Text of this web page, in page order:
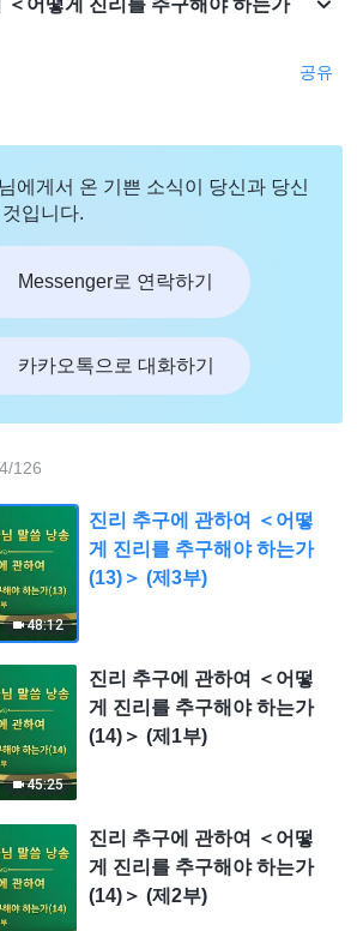
공유
에게서 온 기쁜 소식이 당신과 당신
입니다.
Messenger로 연락하기
카카오톡으로 대화하기
/126
48:12
진리 추구에 관하여 ＜어떻
게 진리를 추구해야 하는가
(13)＞ (제3부)
45:25
진리 추구에 관하여 ＜어떻
게 진리를 추구해야 하는가
(14)＞ (제1부)
진리 추구에 관하여 ＜어떻
게 진리를 추구해야 하는가
(14)＞ (제2부)